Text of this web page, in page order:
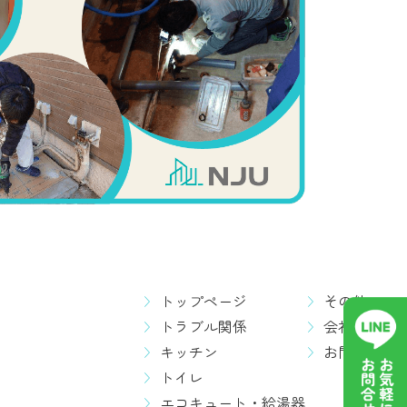
トップページ
トラブル関係
キッチン
トイレ
エコキュート・給湯器
その他
会社概要
お問い合わ